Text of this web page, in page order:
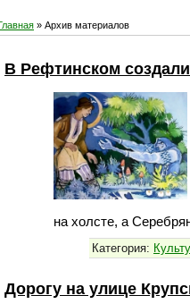
» Архив материалов
В Рефтинском
на холсте, а
Категория:
Дорогу на улице